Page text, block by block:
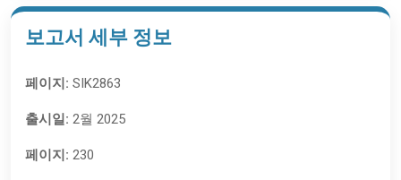
보고서 세부 정보
페이지: SIK2863
출시일: 2월 2025
페이지: 230